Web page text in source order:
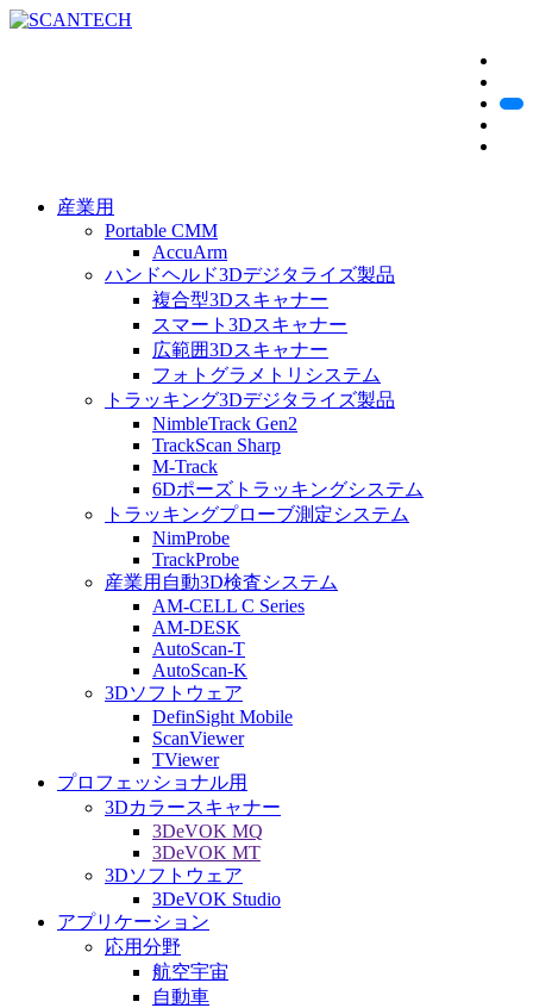
産業用
Portable CMM
AccuArm
ハンドヘルド3Dデジタライズ製品
複合型3Dスキャナー
スマート3Dスキャナー
広範囲3Dスキャナー
フォトグラメトリシステム
トラッキング3Dデジタライズ製品
NimbleTrack Gen2
TrackScan Sharp
M-Track
6Dポーズトラッキングシステム
トラッキングプローブ測定システム
NimProbe
TrackProbe
産業用自動3D検査システム
AM-CELL C Series
AM-DESK
AutoScan-T
AutoScan-K
3Dソフトウェア
DefinSight Mobile
ScanViewer
TViewer
プロフェッショナル用
3Dカラースキャナー
3DeVOK MQ
3DeVOK MT
3Dソフトウェア
3DeVOK Studio
アプリケーション
応用分野
航空宇宙
自動車